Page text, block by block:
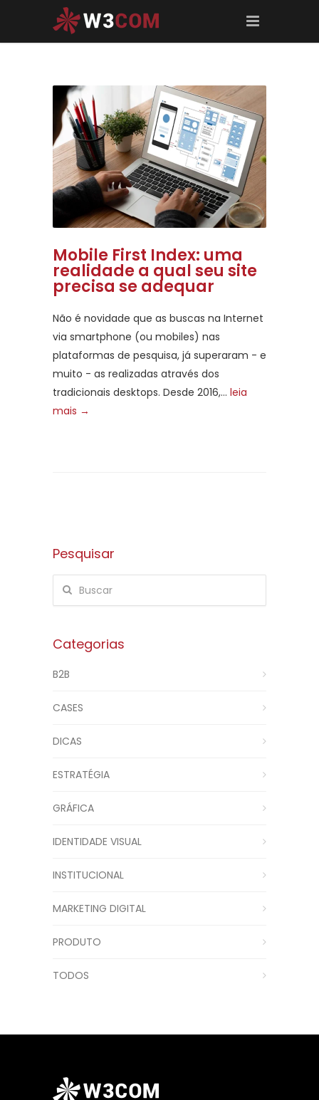
Mobile First Index: uma
realidade a qual seu site
precisa se adequar
Não é novidade que as buscas na Internet
via smartphone (ou mobiles) nas
plataformas de pesquisa, já superaram - e
muito - as realizadas através dos
tradicionais desktops. Desde 2016,... leia
mais →
Pesquisar
Categorias
B2B
CASES
DICAS
ESTRATÉGIA
GRÁFICA
IDENTIDADE VISUAL
INSTITUCIONAL
MARKETING DIGITAL
PRODUTO
TODOS